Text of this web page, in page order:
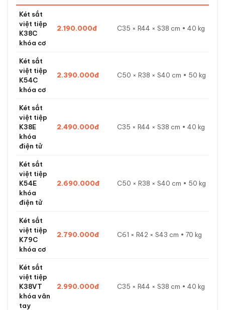
Két sắt
việt tiệp
K38C
khóa cơ
2.190.000đ C35 × R44 × S38 cm • 40 kg
Két sắt
việt tiệp
K54C
khóa cơ
2.390.000đ C50 × R38 × S40 cm • 50 kg
Két sắt
việt tiệp
K38E
khóa
điện tử
2.490.000đ C35 × R44 × S38 cm • 40 kg
Két sắt
việt tiệp
K54E
khóa
điện tử
2.690.000đ C50 × R38 × S40 cm • 50 kg
Két sắt
việt tiệp
K79C
khóa cơ
2.790.000đ C61 × R42 × S43 cm • 70 kg
Két sắt
việt tiệp
K38VT
khóa vân
tay
2.990.000đ C35 × R44 × S38 cm • 40 kg